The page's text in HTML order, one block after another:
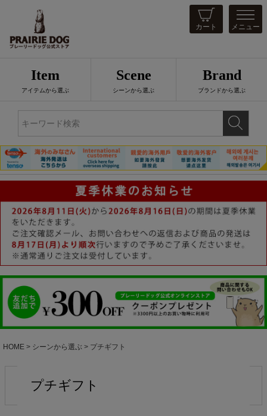
カート メニュー
Item
アイテムから選ぶ
Scene
シーンから選ぶ
Brand
ブランドから選ぶ
HOME シーンから選ぶ プチギフト
プチギフト